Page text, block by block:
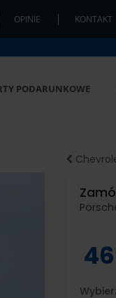
OPINIE KONTAKT
PODARUNKOWE